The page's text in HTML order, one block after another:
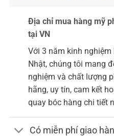
Địa chỉ mua hàng mỹ
tại VN
Với 3 năm kinh nghiệm
Nhật, chúng tôi mang
nghiệm và chất lượng
hãng, uy tín, cam kết
quay bóc hàng chi tiết
Có miễn phí giao